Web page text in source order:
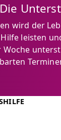
wird der
leisten
Woche